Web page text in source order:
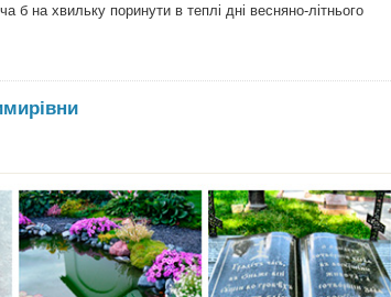
б на хвильку поринути в теплі дні весняно-літнього